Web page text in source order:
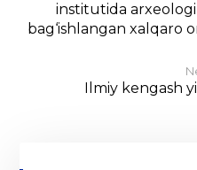
institutida
bag‘ishlangan xalqaro
Ilmiy kengash